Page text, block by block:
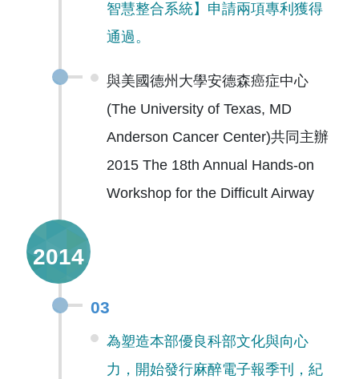
智慧整合系統】申請兩項專利獲得
通過。
與美國德州大學安德森癌症中心
(The University of Texas, MD
Anderson Cancer Center)共同主辦
2015 The 18th Annual Hands-on
Workshop for the Difficult Airway
2014
03
為塑造本部優良科部文化與向心
力，開始發行麻醉電子報季刊，紀